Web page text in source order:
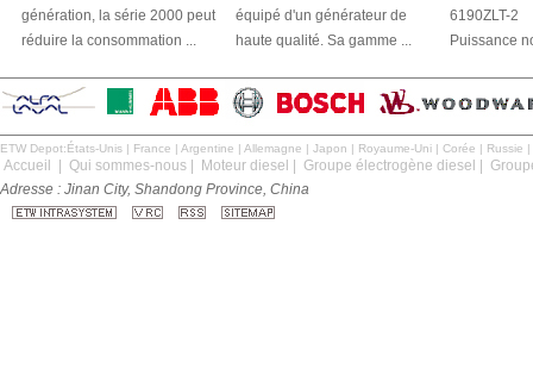
génération, la série 2000 peut
réduire la consommation ...
équipé d'un générateur de
haute qualité. Sa gamme ...
6190ZLT-2
Puissance
ETW Depot:États-Unis | France | Argentine | Allemagne | Japon | Royaume-Uni | Corée | Russie |
Accueil Qui sommes-nous Moteur diesel Groupe électrogène diesel
Adresse : Jinan City, Shandong Province, China